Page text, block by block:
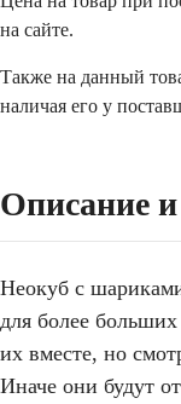
на сайте.
Также на данный
наличая его у
Описание
Неокуб с
для более
их вместе, но
Иначе они будут